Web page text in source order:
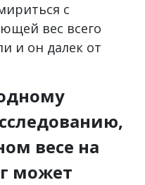
с
вес всего
и он далек от
весе на
может